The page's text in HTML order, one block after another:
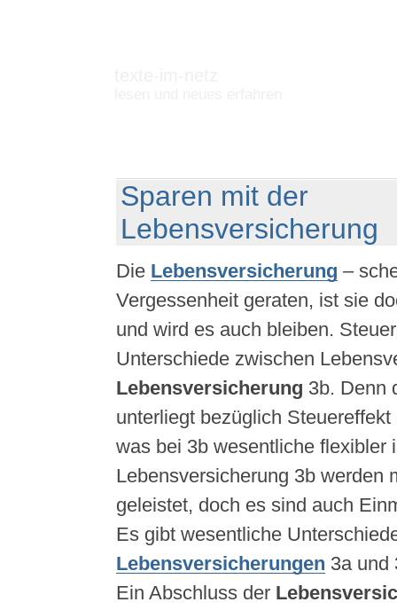
Sparen mit der
Lebensversicherung
Die Lebensversicherung –
Vergessenheit geraten, ist sie
und wird es auch bleiben.
Unterschiede zwischen
Lebensversicherung 3b. Denn
unterliegt bezüglich
was bei 3b wesentliche flexibler
Lebensversicherung 3b werden
geleistet, doch es sind auch
Es gibt wesentliche
Lebensversicherungen 3a und
Ein Abschluss der